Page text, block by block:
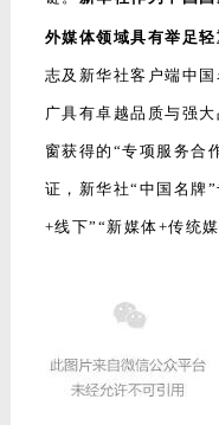
外媒体领域具有举足
志及新华社客户端中
广具有卓越品质与强
窗获得的“专项服务合
证，新华社“中国名牌
+线下”“新媒体+传统